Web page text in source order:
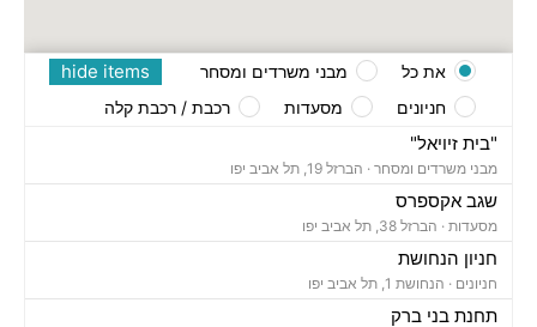
"בית זיויאל"
מבני משרדים ומסחר · הברזל 19, תל אביב יפו
שגב אקספרס
מסעדות · הברזל 38, תל אביב יפו
חניון הנחושת
חניונים · הנחושת 1, תל אביב יפו
תחנת בני ברק
hide items את כל
מבני משרדים ומסחר
חניונים
מסעדות רכבת / רכבת קלה